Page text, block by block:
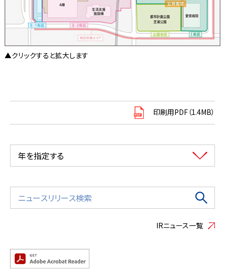
▲クリックすると拡大します
印刷用PDF（1.4MB）
年を指定する
IRニュース一覧